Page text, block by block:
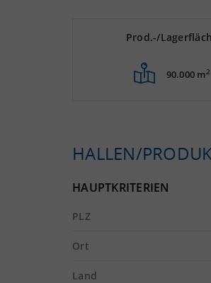
Prod.-/
90.000 m2
HALLEN/
HAUPTKRITERIEN
PLZ
Ort
Land